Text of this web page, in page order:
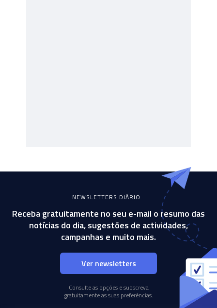
NEWSLETTERS DIÁRIO
Receba gratuitamente no seu e-mail o resumo das
notícias do dia, sugestões de actividades,
campanhas e muito mais.
Ver newsletters
Consulte as opções e subscreva
gratuitamente as suas preferências.